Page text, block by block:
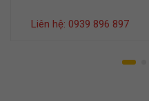
Liên hệ: 0939 896 897